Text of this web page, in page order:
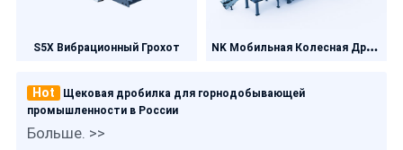
S5X Вибрационный Грохот N
K Мобильная Колесная Дробилка
Hot
Щековая дробилка для горнодобывающей
промышленности в России
Больше. >>